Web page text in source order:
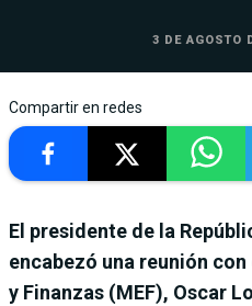
3 DE AGOSTO
Compartir en redes
El presidente de la
encabezó una reunión
y Finanzas (MEF), Oscar